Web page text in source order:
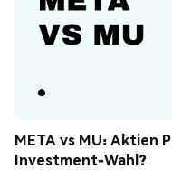
META vs MU: Aktien
Investment-Wahl?